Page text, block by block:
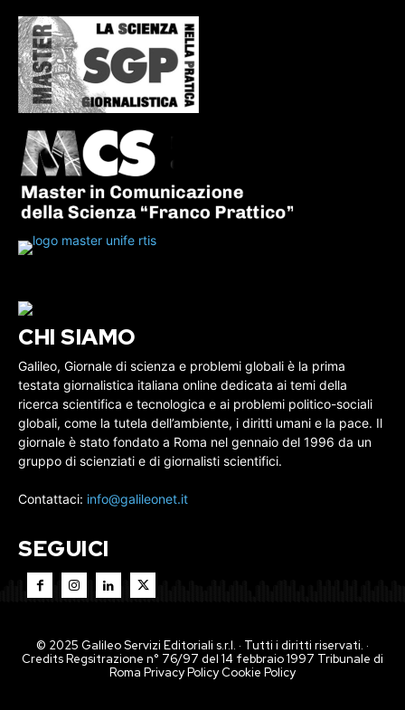
CHI SIAMO
Galileo, Giornale di scienza e problemi globali è la prima
testata giornalistica italiana online dedicata ai temi della
ricerca scientifica e tecnologica e ai problemi politico-sociali
globali, come la tutela dell’ambiente, i diritti umani e la pace. Il
giornale è stato fondato a Roma nel gennaio del 1996 da un
gruppo di scienziati e di giornalisti scientifici.
Contattaci: info@galileonet.it
SEGUICI
© 2025 Galileo Servizi Editoriali s.r.l. · Tutti i diritti riservati. ·
Credits Regsitrazione n° 76/97 del 14 febbraio 1997 Tribunale di
Roma Privacy PolicyCookie Policy